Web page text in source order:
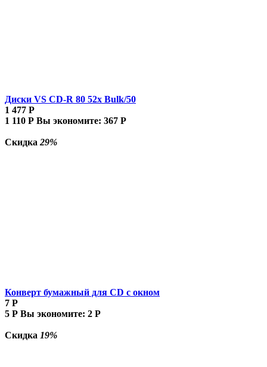
Диски VS CD-R 80 52x Bulk/50
1 477 Р
1 110 Р Вы экономите: 367 Р
Скидка 29%
Конверт бумажный для CD с окном
7 Р
5 Р Вы экономите: 2 Р
Скидка 19%